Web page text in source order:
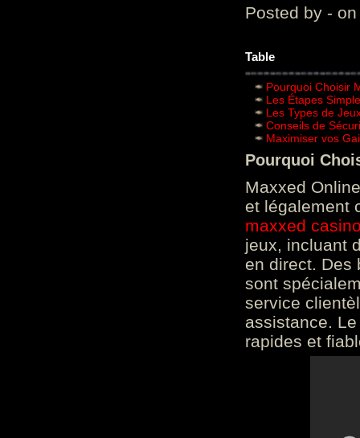
Posted by - on
Table
Pourquoi Choisir
Les Étapes
Les Types de
Conseils de
Maximiser vos
Pourquoi
Maxxed
et légalement
maxxed
jeux, incluant
en direct. Des
sont
service
assistance.
rapides et